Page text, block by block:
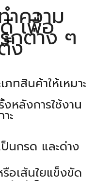
ำความ
เพื่อ
กต่าง ๆ
ง
ภทสินค้าให้เหมาะ
หลังการใช้งาน
ะ
นกรด และด่าง
อเส้นใยแข็งขัด